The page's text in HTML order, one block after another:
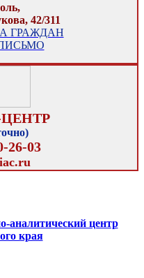
42/311
ГРАЖДАН
26-03
аналитический центр
края